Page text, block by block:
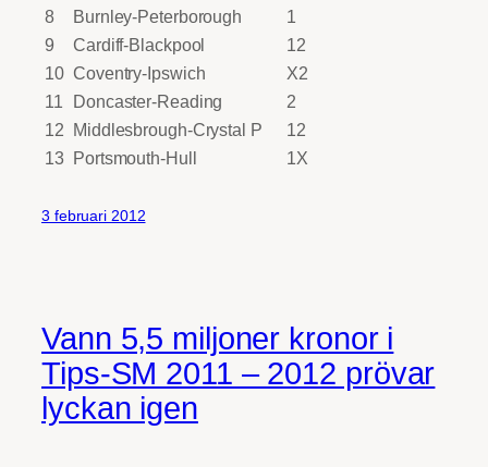
8
Burnley-Peterborough
1
9
Cardiff-Blackpool
12
10 Coventry-Ipswich
X2
11
Doncaster-Reading
2
12 Middlesbrough-Crystal P
12
13 Portsmouth-Hull 1X
3 februari 2012
Vann 5,5 miljoner kronor i
Tips-SM 2011 – 2012 prövar
lyckan igen